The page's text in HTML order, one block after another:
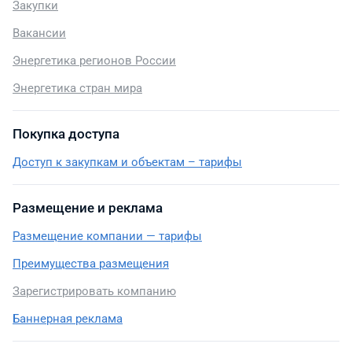
Закупки
Вакансии
Энергетика регионов России
Энергетика стран мира
Покупка доступа
Доступ к закупкам и объектам – тарифы
Размещение и реклама
Размещение компании — тарифы
Преимущества размещения
Зарегистрировать компанию
Баннерная реклама